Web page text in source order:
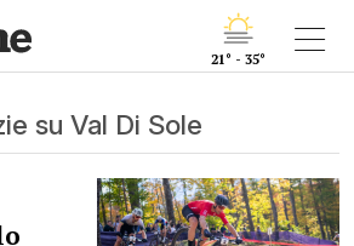
21° - 35°
su Val Di Sole